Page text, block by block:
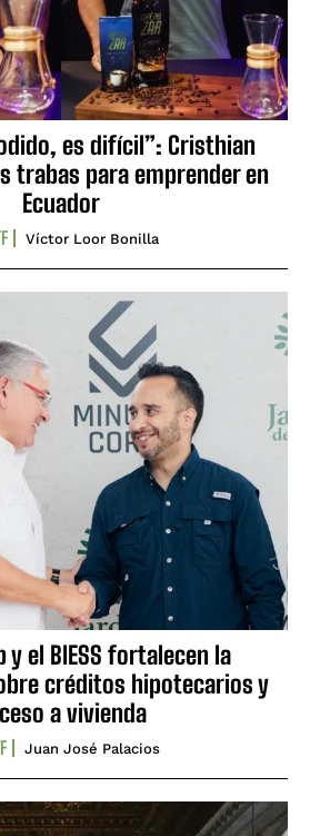
es difícil”: Cristhian
trabas para emprender en
Ecuador
Víctor Loor Bonilla
el BIESS fortalecen la
créditos hipotecarios y
a vivienda
Juan José Palacios